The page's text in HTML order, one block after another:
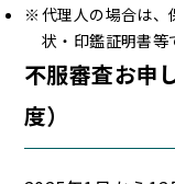
代理人の場合は
状・印鑑証明書等
不服審査お申
度）